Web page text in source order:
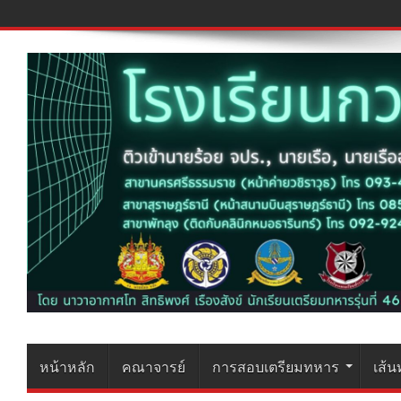
หน้าหลัก คณาจารย์ การสอบเตรียมทหาร เส้